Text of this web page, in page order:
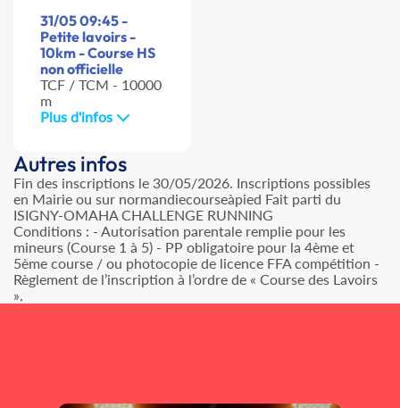
31/05 09:45 -
Petite lavoirs -
10km - Course HS
non officielle
TCF / TCM - 10000
m
Plus d'infos
Autres infos
Fin des inscriptions le 30/05/2026. Inscriptions possibles
en Mairie ou sur normandiecourseàpied Fait parti du
ISIGNY-OMAHA CHALLENGE RUNNING
Conditions : - Autorisation parentale remplie pour les
mineurs (Course 1 à 5) - PP obligatoire pour la 4ème et
5ème course / ou photocopie de licence FFA compétition -
Règlement de l’inscription à l’ordre de « Course des Lavoirs
».